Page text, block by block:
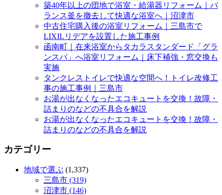
築40年以上の団地で浴室・給湯器リフォーム｜バ
ランス釜を撤去して快適な浴室へ｜沼津市
中古住宅購入後の浴室リフォーム｜三島市で
LIXILリデアを設置した施工事例
函南町｜在来浴室からタカラスタンダード「グラ
ンスパ」へ浴室リフォーム｜床下補強・窓交換も
実施
タンクレストイレで快適な空間へ！トイレ改修工
事の施工事例｜三島市
お湯が出なくなったエコキュートを交換！故障・
詰まりのなどの不具合を解説
お湯が出なくなったエコキュートを交換！故障・
詰まりのなどの不具合を解説
カテゴリー
地域で選ぶ (1,337)
三島市 (319)
沼津市 (146)